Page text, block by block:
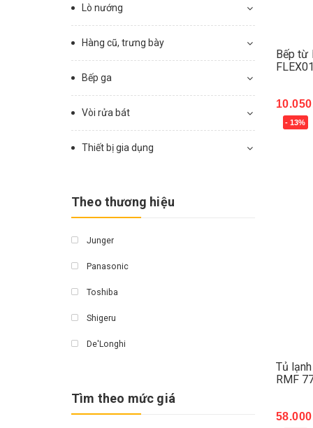
Bếp từ
- 13%
Mua
Tủ
RMF
Lò nướng
Hàng cũ, trưng bày
Bếp ga
Vòi rửa bát
Thiết bị gia dụng
Theo thương hiệu
Junger
Panasonic
Toshiba
Shigeru
De'Longhi
Olivo
Tìm theo mức giá